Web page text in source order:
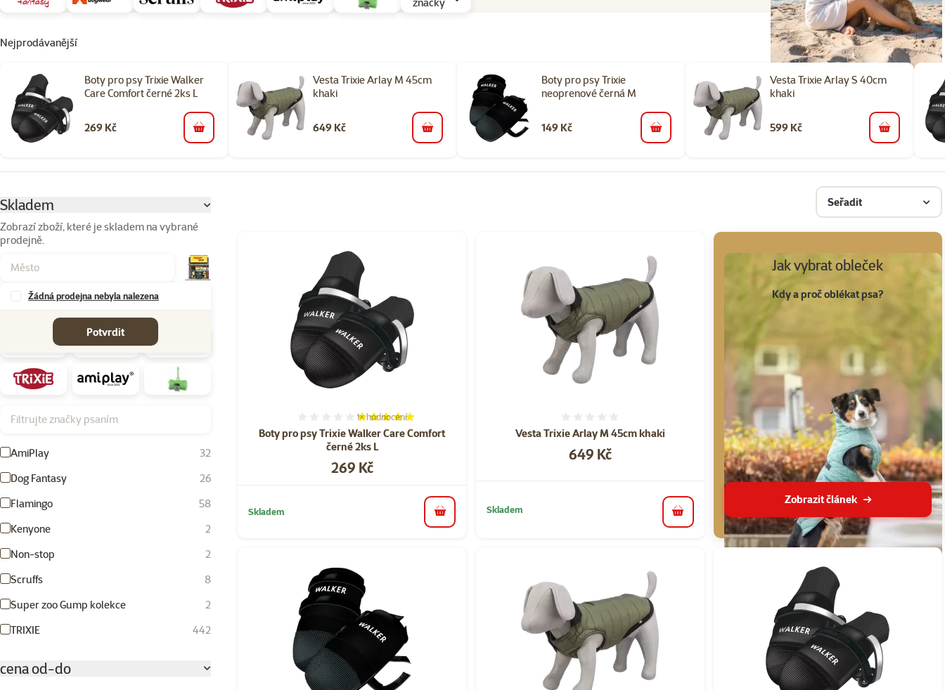
Nejprodávanější
Boty pro psy Trixie Walker
Care Comfort černé 2ks L
269 Kč do košíku
Vesta Trixie Arlay M 45cm
khaki
649 Kč do košíku
Boty pro psy Trixie
neoprenové černá M
149 Kč do košíku
Vesta Trixie Arlay S 40cm
khaki
599 Kč do košíku
Skladem
Zobrazí zboží, které je skladem na vybrané
prodejně.
Žádná prodejna nebyla nalezena
Potvrdit
Filtrujte značky psaním
AmiPlay
32
Dog Fantasy
26
Flamingo
58
Kenyone
2
Non-stop
2
Scruffs
8
Super zoo Gump kolekce
2
TRIXIE
442
cena od-do
Seřadit
Boty pro psy Trixie Walker Care Comfort
černé 2ks L
Hodnocení 100%, počet hodnocení: 1
1×hodnocení
Cena
269 Kč
Skladem do košíku
Vesta Trixie Arlay M 45cm khaki
Cena
649 Kč
Skladem
do košíku
Jak vybrat obleček
Kdy a proč oblékat psa?
Zobrazit článek